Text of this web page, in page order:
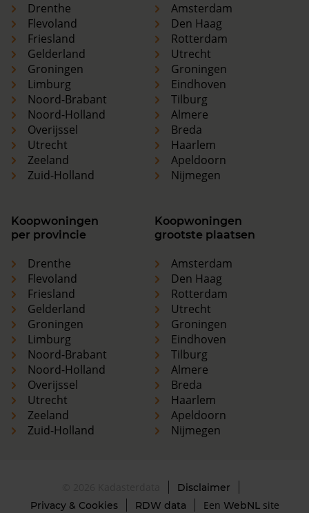
Drenthe
Flevoland
Friesland
Gelderland
Groningen
Limburg
Noord-Brabant
Noord-Holland
Overijssel
Utrecht
Zeeland
Zuid-Holland
Amsterdam
Den Haag
Rotterdam
Utrecht
Groningen
Eindhoven
Tilburg
Almere
Breda
Haarlem
Apeldoorn
Nijmegen
Koopwoningen
per provincie
Drenthe
Flevoland
Friesland
Gelderland
Groningen
Limburg
Noord-Brabant
Noord-Holland
Overijssel
Utrecht
Zeeland
Zuid-Holland
Koopwoningen
grootste plaatsen
Amsterdam
Den Haag
Rotterdam
Utrecht
Groningen
Eindhoven
Tilburg
Almere
Breda
Haarlem
Apeldoorn
Nijmegen
Disclaimer
Privacy & Cookies
RDW data Een WebNLsite